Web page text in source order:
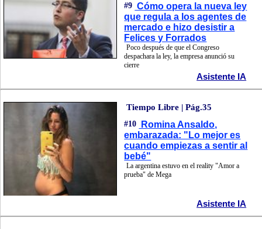
#9 Cómo opera la nueva ley
que regula a los agentes de
mercado e hizo desistir a
Felices y Forrados
Poco después de que el Congreso
despachara la ley, la empresa anunció su
cierre
Asistente IA
Tiempo Libre | Pág.35
#10
Romina Ansaldo,
embarazada: "Lo mejor es
cuando empiezas a sentir al
bebé"
La argentina estuvo en el reality "Amor a
prueba" de Mega
Asistente IA